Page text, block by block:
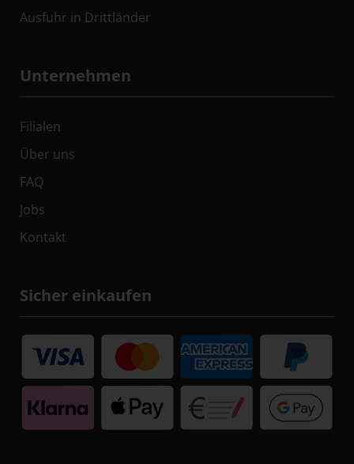
Ausfuhr in Drittländer
Unternehmen
Filialen
Über uns
FAQ
Jobs
Kontakt
Sicher einkaufen